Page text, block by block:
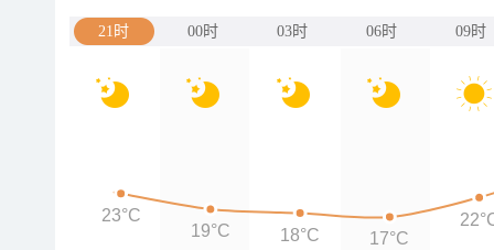
21时 00时 03时 06时 09时
23°C
19°C
18°C 17°C